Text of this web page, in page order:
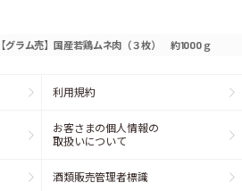
【グラム売】国産若鶏ムネ肉（３枚） 約1000ｇ
利用規約
お客さまの個人情報の
取扱いについて
酒類販売管理者標識